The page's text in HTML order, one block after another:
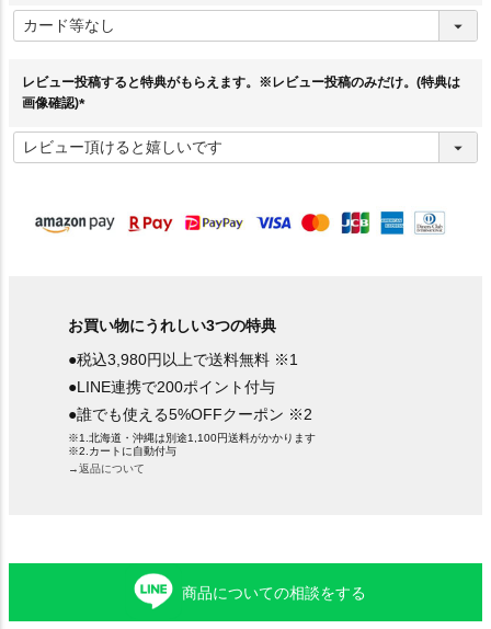
必
須
レビュー投稿すると特典がもらえます。※レビュー投稿のみだけ。(特典は
画像確認)
必
須
お買い物にうれしい3つの特典
●税込3,980円以上で送料無料 ※1
●LINE連携で200ポイント付与
●誰でも使える5%OFFクーポン ※2
※1.北海道・沖縄は別途1,100円送料がかかります
※2.カートに自動付与
→返品について
商品についての相談をする